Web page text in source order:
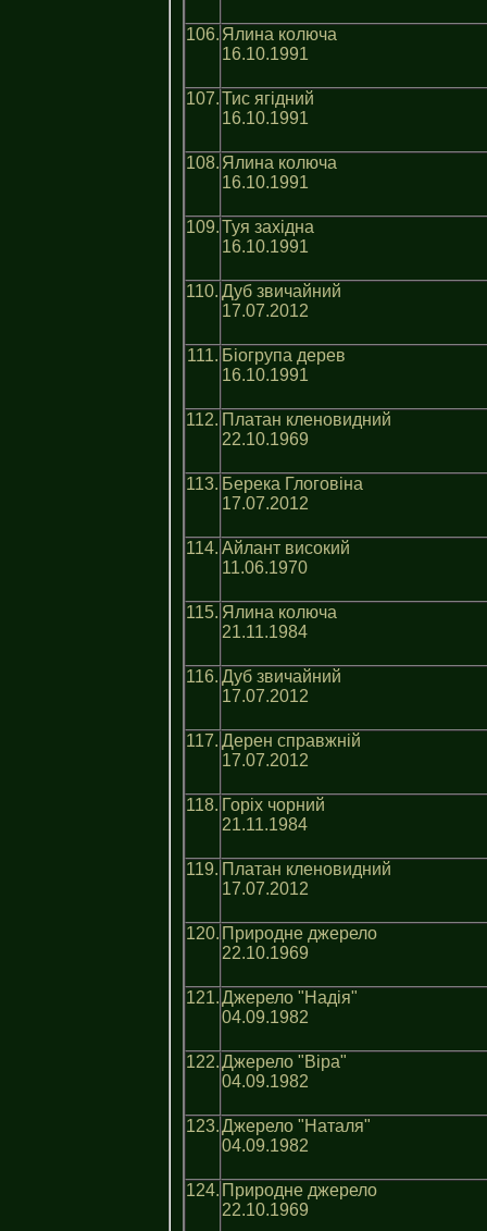
106. Ялина колюча
16.10.1991
107.Тис ягідний
16.10.1991
108. Ялина колюча
16.10.1991
109.Туя західна
16.10.1991
110. Дуб звичайний
17.07.2012
111. Біогрупа дерев
16.10.1991
112. Платан кленовидний
22.10.1969
113. Берека Глоговіна
17.07.2012
114. Айлант високий
11.06.1970
115. Ялина колюча
21.11.1984
116. Дуб звичайний
17.07.2012
117. Дерен справжній
17.07.2012
118. Горіх чорний
21.11.1984
119. Платан кленовидний
17.07.2012
120. Природне джерело
22.10.1969
121.Джерело "Надія"
04.09.1982
122.Джерело "Віра"
04.09.1982
123.Джерело "Наталя"
04.09.1982
124. Природне джерело
22.10.1969